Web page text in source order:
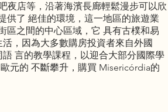
夜店等，沿著海濱長廊輕鬆漫步可以欣
供了 絕佳的環境，這一地區的旅遊業
區之間的中心區域，它 具有古樸和易
，因為大多數購房投資者來自外國
言的教學課程，以迎合大部分國際學
元的 不斷攀升，購買 Misericórdia的